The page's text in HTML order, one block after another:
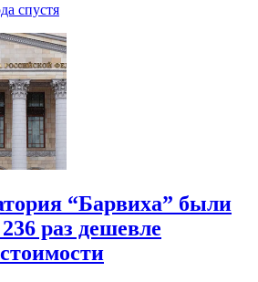
спустя
“Барвиха” были
раз дешевле